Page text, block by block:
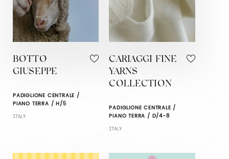
BOTTO
GIUSEPPE
PADIGLIONE CENTRALE /
PIANO TERRA / H/5
ITALY
CARIAGGI FINE
YARNS
COLLECTION
PADIGLIONE CENTRALE /
PIANO TERRA / D/4-8
ITALY